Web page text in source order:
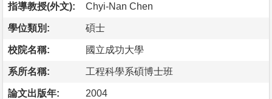
指導教授(外文): Chyi-Nan Chen
學位類別: 碩士
校院名稱: 國立成功大學
系所名稱: 工程科學系碩博士班
論文出版年: 2004